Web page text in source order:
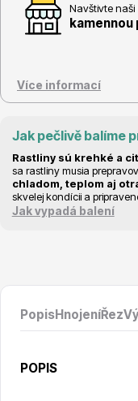
Postřiky,
Navštivte naši
kamennou
Více informací
Jak pečlivě balíme
Rastliny sú krehké a
sa rastliny musia
chladom, teplom aj
skvelej kondícii a
Jak vypadá balení
PopisHnojeníŘez
POPIS